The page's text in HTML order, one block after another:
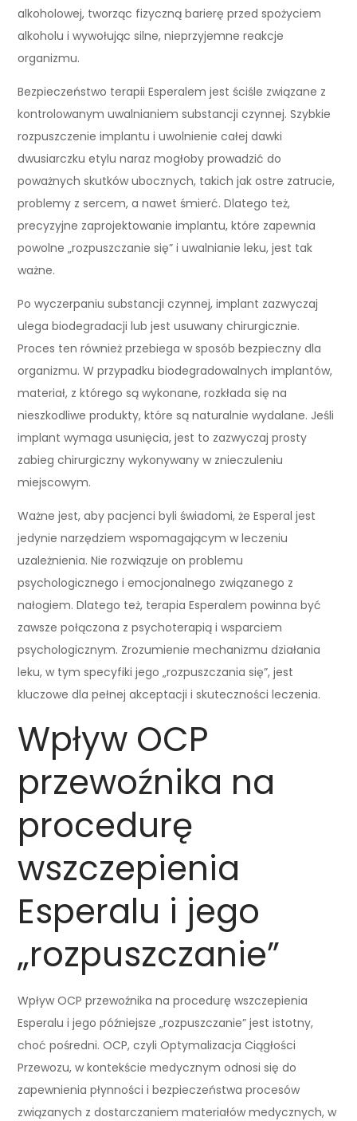
alkoholowej, tworząc fizyczną barierę przed spożyciem
alkoholu i wywołując silne, nieprzyjemne reakcje
organizmu.
Bezpieczeństwo terapii Esperalem jest ściśle związane z
kontrolowanym uwalnianiem substancji czynnej. Szybkie
rozpuszczenie implantu i uwolnienie całej dawki
dwusiarczku etylu naraz mogłoby prowadzić do
poważnych skutków ubocznych, takich jak ostre zatrucie,
problemy z sercem, a nawet śmierć. Dlatego też,
precyzyjne zaprojektowanie implantu, które zapewnia
powolne „rozpuszczanie się” i uwalnianie leku, jest tak
ważne.
Po wyczerpaniu substancji czynnej, implant zazwyczaj
ulega biodegradacji lub jest usuwany chirurgicznie.
Proces ten również przebiega w sposób bezpieczny dla
organizmu. W przypadku biodegradowalnych implantów,
materiał, z którego są wykonane, rozkłada się na
nieszkodliwe produkty, które są naturalnie wydalane. Jeśli
implant wymaga usunięcia, jest to zazwyczaj prosty
zabieg chirurgiczny wykonywany w znieczuleniu
miejscowym.
Ważne jest, aby pacjenci byli świadomi, że Esperal jest
jedynie narzędziem wspomagającym w leczeniu
uzależnienia. Nie rozwiązuje on problemu
psychologicznego i emocjonalnego związanego z
nałogiem. Dlatego też, terapia Esperalem powinna być
zawsze połączona z psychoterapią i wsparciem
psychologicznym. Zrozumienie mechanizmu działania
leku, w tym specyfiki jego „rozpuszczania się”, jest
kluczowe dla pełnej akceptacji i skuteczności leczenia.
Wpływ OCP
przewoźnika na
procedurę
wszczepienia
Esperalu i jego
„rozpuszczanie”
Wpływ OCP przewoźnika na procedurę wszczepienia
Esperalu i jego późniejsze „rozpuszczanie” jest istotny,
choć pośredni. OCP, czyli Optymalizacja Ciągłości
Przewozu, w kontekście medycznym odnosi się do
zapewnienia płynności i bezpieczeństwa procesów
związanych z dostarczaniem materiałów medycznych, w